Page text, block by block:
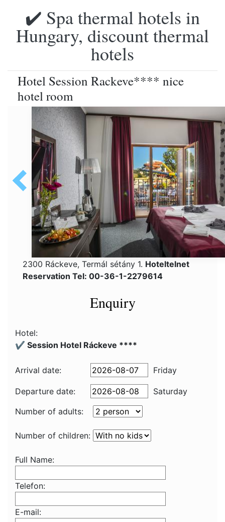
✔️ Spa thermal hotels in
Hungary, discount thermal
hotels
Hotel Session Rackeve**** nice
hotel room
2300 Ráckeve, Termál sétány 1. Hoteltelnet
Reservation Tel: 00-36-1-2279614
Enquiry
Hotel:
✔️ Session Hotel Ráckeve ****
Arrival date: Friday
Departure date:
Saturday
Number of adults:
Number of children:
Full Name:
Telefon:
E-mail: